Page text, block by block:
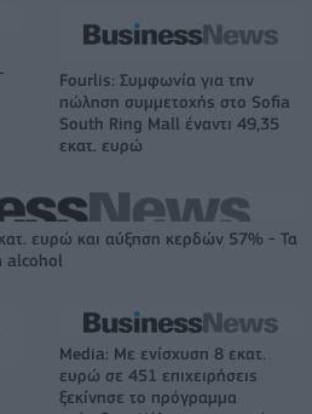
Fourlis: Συμφωνία για την
πώληση συμμετοχής στο Sofia
South Ring Mall έναντι 49,35
εκατ. ευρώ
ευρώ και αύξηση κερδών 57% - Τα
alcohol
Media: Με ενίσχυση 8 εκατ.
ευρώ σε 451 επιχειρήσεις
ξεκίνησε το πρόγραμμα